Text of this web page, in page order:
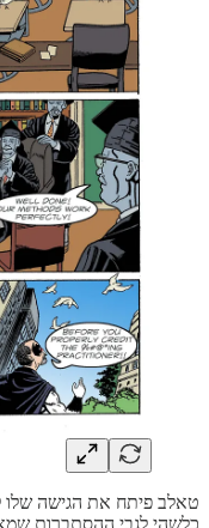
טאלב פיתח את הגישה שלו